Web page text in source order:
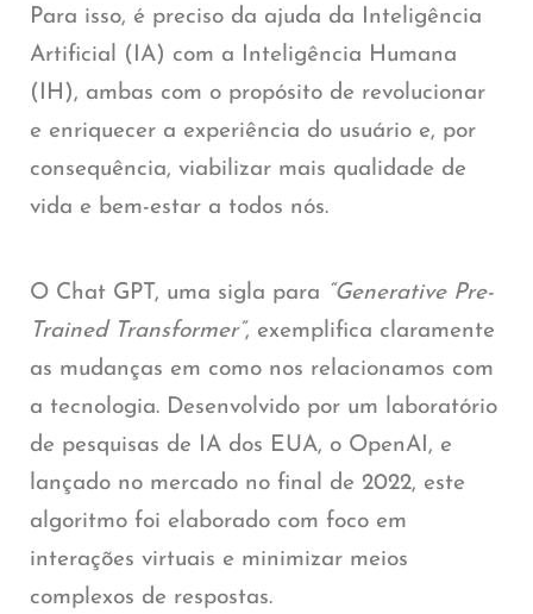
Para isso, é preciso da ajuda da Inteligência
Artificial (IA) com a Inteligência Humana
(IH), ambas com o propósito de revolucionar
e enriquecer a experiência do usuário e, por
consequência, viabilizar mais qualidade de
vida e bem-estar a todos nós.
O Chat GPT, uma sigla para “Generative Pre-
Trained Transformer”, exemplifica claramente
as mudanças em como nos relacionamos com
a tecnologia. Desenvolvido por um laboratório
de pesquisas de IA dos EUA, o OpenAI, e
lançado no mercado no final de 2022, este
algoritmo foi elaborado com foco em
interações virtuais e minimizar meios
complexos de respostas.